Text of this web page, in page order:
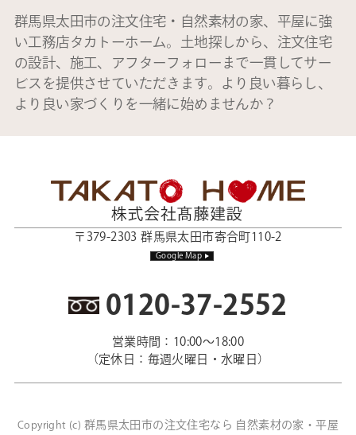
群馬県太田市の注文住宅・自然素材の家、平屋に強
い工務店タカトーホーム。土地探しから、注文住宅
の設計、施工、アフターフォローまで一貫してサー
ビスを提供させていただきます。より良い暮らし、
より良い家づくりを一緒に始めませんか？
〒379-2303 群馬県太田市寄合町110-2
Google Map
0120-37-2552
営業時間：10:00～18:00
（定休日：毎週火曜日・水曜日）
Copyright (c) 群馬県太田市の注文住宅なら 自然素材の家・平屋